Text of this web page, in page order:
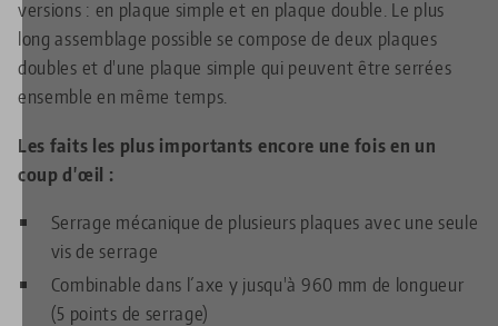
versions : en plaque simple et en plaque double. Le plus
long assemblage possible se compose de deux plaques
doubles et d'une plaque simple qui peuvent être serrées
ensemble en même temps.
Les faits les plus importants encore une fois en un
coup d'œil :
Serrage mécanique de plusieurs plaques avec une seule
vis de serrage
Combinable dans l´axe y jusqu'à 960 mm de longueur
(5 points de serrage)